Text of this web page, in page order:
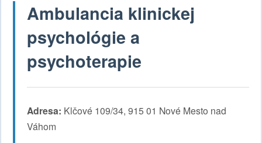
Ambulancia klinickej
psychológie a
psychoterapie
Adresa: Klčové 109/34, 915 01 Nové Mesto nad
Váhom